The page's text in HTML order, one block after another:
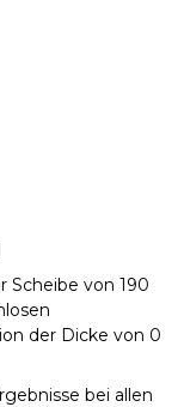
Scheibe von 190
der Dicke von 0
bei allen